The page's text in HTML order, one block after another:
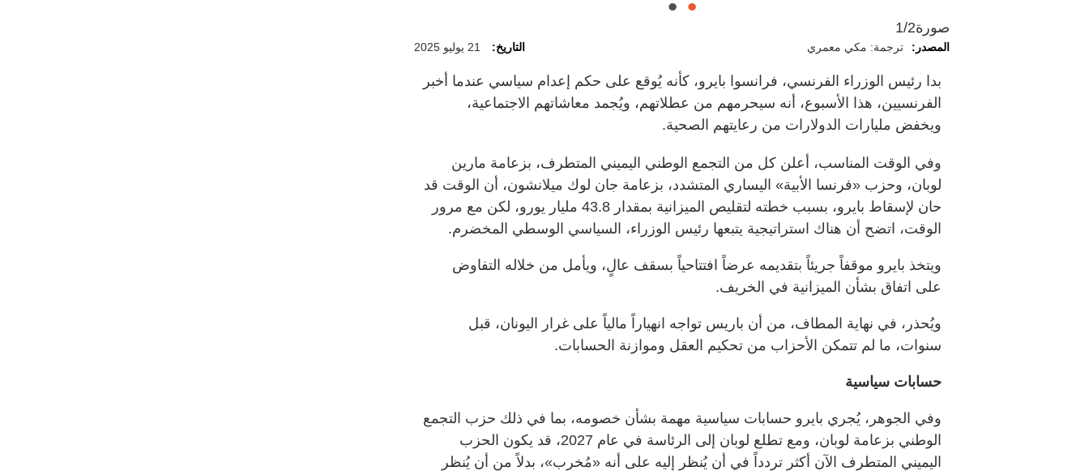
صورة1/2
المصدر: ترجمة: مكي معمري التاريخ: 21 يوليو 2025
بدا رئيس الوزراء الفرنسي، فرانسوا بايرو، كأنه يُوقع على حكم إعدام سياسي عندما أخبر
الفرنسيين، هذا الأسبوع، أنه سيحرمهم من عطلاتهم، ويُجمد معاشاتهم الاجتماعية،
ويخفض مليارات الدولارات من رعايتهم الصحية.
وفي الوقت المناسب، أعلن كل من التجمع الوطني اليميني المتطرف، بزعامة مارين
لوبان، وحزب «فرنسا الأبية» اليساري المتشدد، بزعامة جان لوك ميلانشون، أن الوقت قد
حان لإسقاط بايرو، بسبب خطته لتقليص الميزانية بمقدار 43.8 مليار يورو، لكن مع مرور
الوقت، اتضح أن هناك استراتيجية يتبعها رئيس الوزراء، السياسي الوسطي المخضرم.
ويتخذ بايرو موقفاً جريئاً بتقديمه عرضاً افتتاحياً بسقف عالٍ، ويأمل من خلاله التفاوض
على اتفاق بشأن الميزانية في الخريف.
ويُحذر، في نهاية المطاف، من أن باريس تواجه انهياراً مالياً على غرار اليونان، قبل
سنوات، ما لم تتمكن الأحزاب من تحكيم العقل وموازنة الحسابات.
حسابات سياسية
وفي الجوهر، يُجري بايرو حسابات سياسية مهمة بشأن خصومه، بما في ذلك حزب التجمع
الوطني بزعامة لوبان، ومع تطلع لوبان إلى الرئاسة في عام 2027، قد يكون الحزب
اليميني المتطرف الآن أكثر تردداً في أن يُنظر إليه على أنه «مُخرب»، بدلاً من أن يُنظر